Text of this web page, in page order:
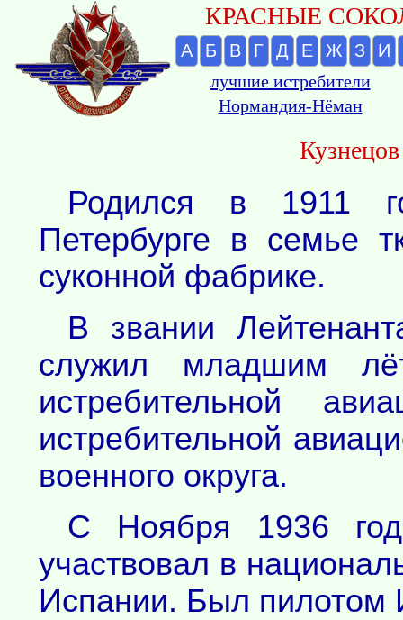
КРАСНЫЕ
А Б В Г Д Е Ж З И
лучшие истребители
Нормандия-Нёман
Родился в 1911
Петербурге в семье
суконной фабрике.
В звании
служил младшим
истребительной
истребительной
военного округа.
С Ноября 1936
участвовал в
Испании. Был пилотом